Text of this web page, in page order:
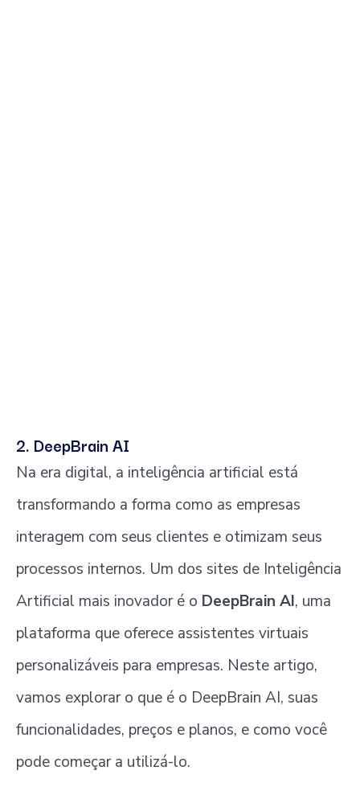
2. DeepBrain AI
Na era digital, a inteligência artificial está
transformando a forma como as empresas
interagem com seus clientes e otimizam seus
processos internos. Um dos sites de Inteligência
Artificial mais inovador é o DeepBrain AI, uma
plataforma que oferece assistentes virtuais
personalizáveis para empresas. Neste artigo,
vamos explorar o que é o DeepBrain AI, suas
funcionalidades, preços e planos, e como você
pode começar a utilizá-lo.